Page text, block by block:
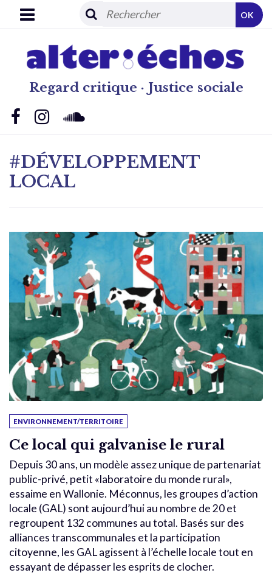
Regard critique · Justice sociale
OK
#DÉVELOPPEMENT
LOCAL
ENVIRONNEMENT/TERRITOIRE
Ce local qui galvanise le rural
Depuis 30 ans, un modèle assez unique de partenariat
public-privé, petit «laboratoire du monde rural»,
essaime en Wallonie. Méconnus, les groupes d’action
locale (GAL) sont aujourd’hui au nombre de 20 et
regroupent 132 communes au total. Basés sur des
alliances transcommunales et la participation
citoyenne, les GAL agissent à l’échelle locale tout en
essayant de dépasser les esprits de clocher.